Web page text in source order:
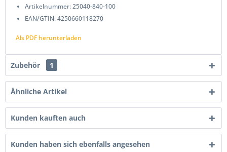
Artikelnummer: 25040-840-100
EAN/GTIN: 4250660118270
Als PDF herunterladen
Zubehör 1
Ähnliche Artikel
Kunden kauften auch
Kunden haben sich ebenfalls angesehen